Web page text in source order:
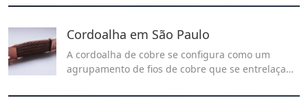
aplicações industriais e elétricas que exigem
Cordoalha em São Paulo
A cordoalha de cobre se configura como um
agrupamento de fios de cobre que se entrelaçam,